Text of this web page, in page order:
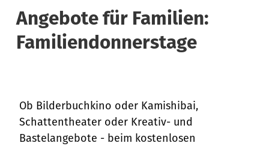
Angebote für Familien:
Familiendonnerstage
Ob Bilderbuchkino oder Kamishibai,
Schattentheater oder Kreativ- und
Bastelangebote - beim kostenlosen